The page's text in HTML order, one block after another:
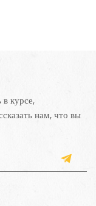
курсе,
нам, что вы